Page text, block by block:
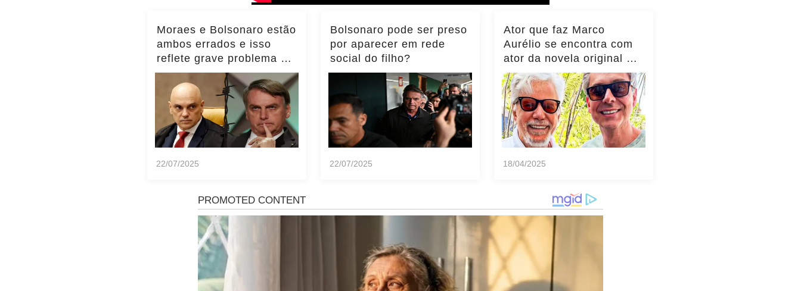
Moraes e Bolsonaro estão
ambos errados e isso
reflete grave problema do
Brasil, diz Transparência
Internacional
22/07/2025
Bolsonaro pode ser preso
por aparecer em rede
social do filho?
22/07/2025
Ator que faz Marco
Aurélio se encontra com
ator da novela original e
momento viraliza,
notícias!... ver mais
18/04/2025